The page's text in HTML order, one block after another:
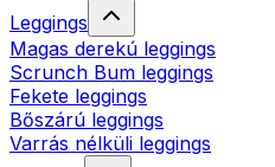
Leggings
Magas derekú leggings
Scrunch Bum leggings
Fekete leggings
Bőszárú leggings
Varrás nélküli leggings